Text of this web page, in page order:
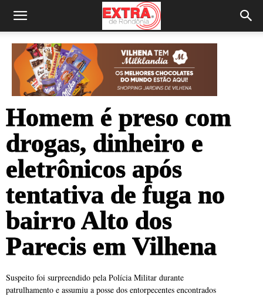
Homem é preso com
drogas, dinheiro e
eletrônicos após
tentativa de fuga no
bairro Alto dos
Parecis em Vilhena
Suspeito foi surpreendido pela Polícia Militar durante
patrulhamento e assumiu a posse dos entorpecentes encontrados